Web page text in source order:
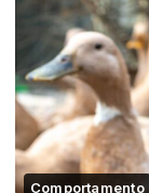
Comportamento